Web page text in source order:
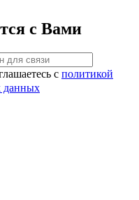
с Вами
с политикой
данных